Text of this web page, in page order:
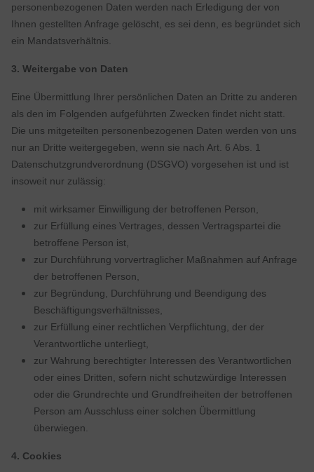
personenbezogenen Daten werden nach Erledigung der von
Ihnen gestellten Anfrage gelöscht, es sei denn, es begründet sich
ein Mandatsverhältnis.
3. Weitergabe von Daten
Eine Übermittlung Ihrer persönlichen Daten an Dritte zu anderen
als den im Folgenden aufgeführten Zwecken findet nicht statt.
Die uns mitgeteilten personenbezogenen Daten werden von uns
nur an Dritte weitergegeben, wenn sie nach Art. 6 Abs. 1
Datenschutzgrundverordnung (DSGVO) vorgesehen ist und ist
insoweit nur zulässig:
mit wirksamer Einwilligung der betroffenen Person,
zur Erfüllung eines Vertrages, dessen Vertragspartei die
betroffene Person ist,
zur Durchführung vorvertraglicher Maßnahmen auf Anfrage
der betroffenen Person,
zur Begründung, Durchführung und Beendigung des
Beschäftigungsverhältnisses,
zur Erfüllung einer rechtlichen Verpflichtung, der der
Verantwortliche unterliegt,
zur Wahrung berechtigter Interessen des Verantwortlichen
oder eines Dritten, sofern nicht schutzwürdige Interessen
oder die Grundrechte und Grundfreiheiten der betroffenen
Person am Ausschluss einer solchen Übermittlung
überwiegen.
4. Cookies